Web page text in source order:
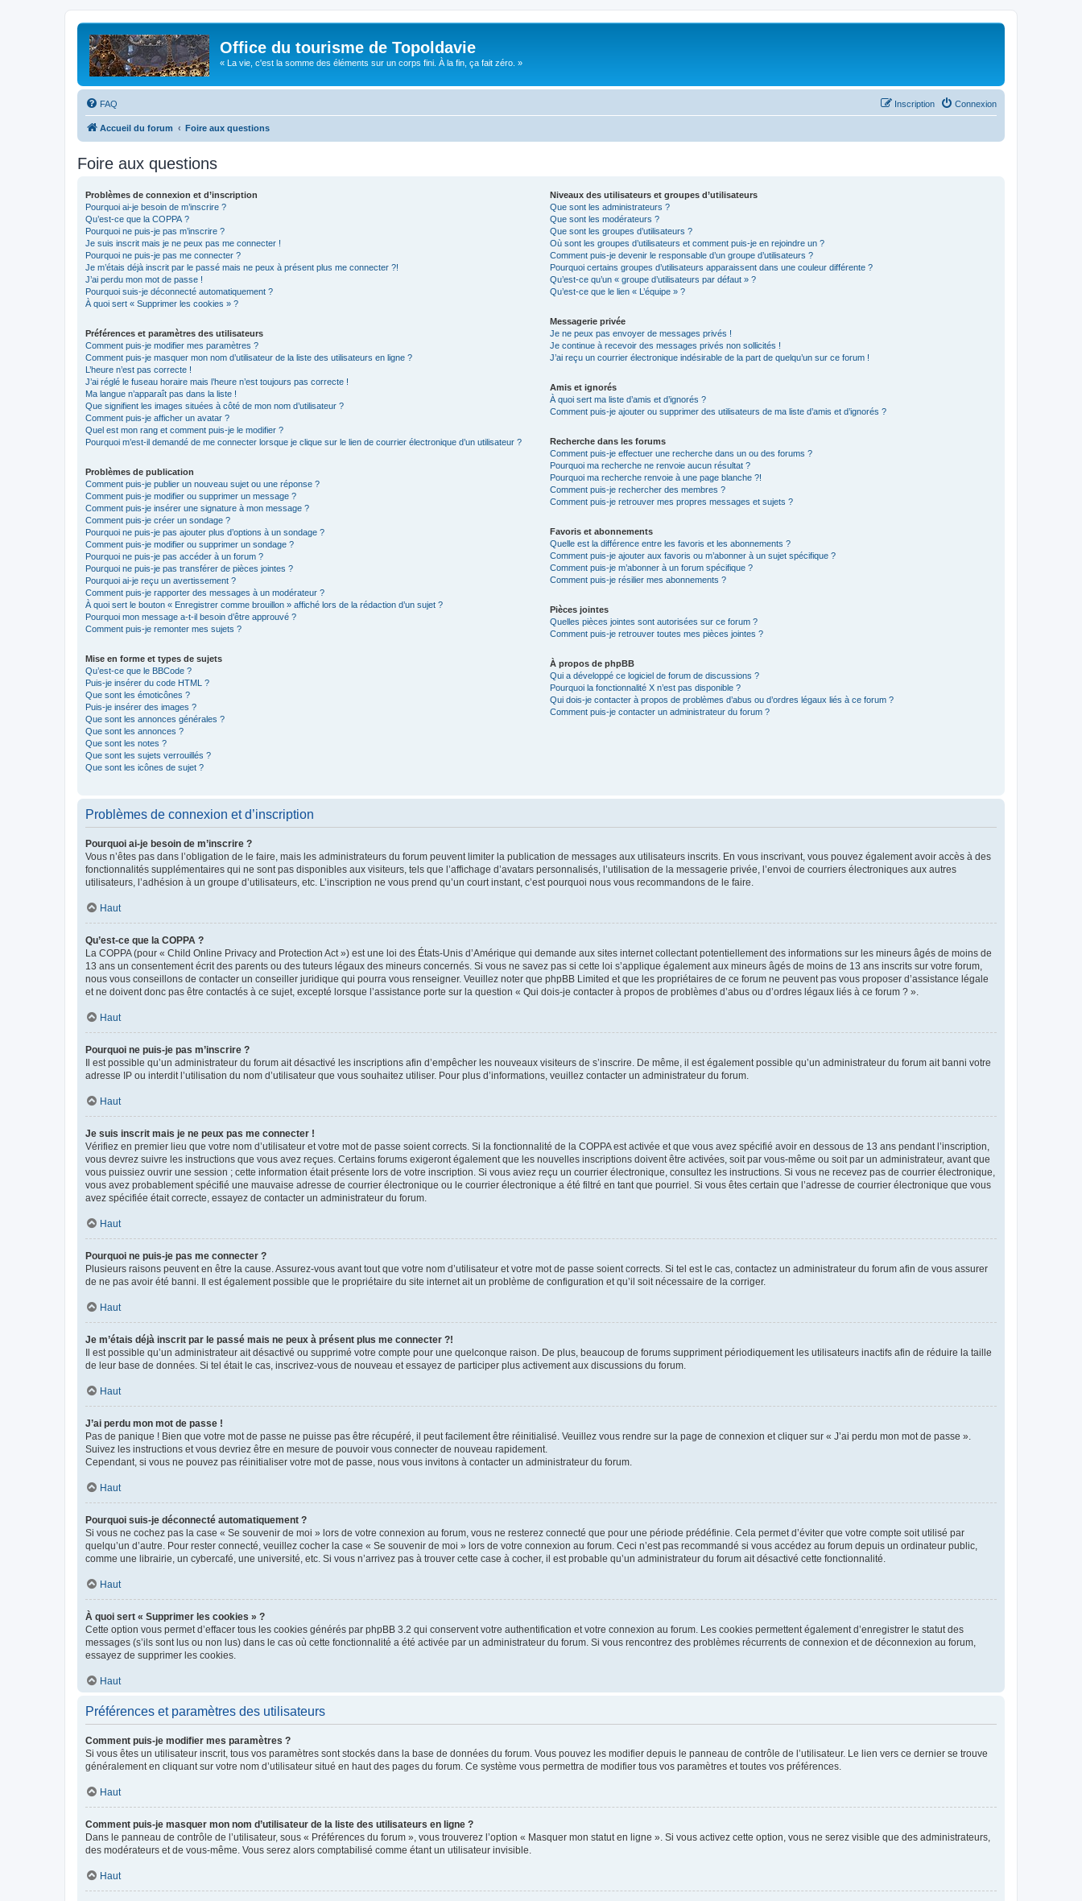
Office du tourisme de Topoldavie
« La vie, c'est la somme des éléments sur un corps fini. À la fin, ça fait zéro. »
FAQ Connexion
Inscription
Accueil du forum Foire aux questions
Foire aux questions
Problèmes de connexion et d’inscription
Pourquoi ai-je besoin de m’inscrire ?
Qu’est-ce que la COPPA ?
Pourquoi ne puis-je pas m’inscrire ?
Je suis inscrit mais je ne peux pas me connecter !
Pourquoi ne puis-je pas me connecter ?
Je m’étais déjà inscrit par le passé mais ne peux à présent plus me connecter ?!
J’ai perdu mon mot de passe !
Pourquoi suis-je déconnecté automatiquement ?
À quoi sert « Supprimer les cookies » ?
Préférences et paramètres des utilisateurs
Comment puis-je modifier mes paramètres ?
Comment puis-je masquer mon nom d’utilisateur de la liste des utilisateurs en ligne ?
L’heure n’est pas correcte !
J’ai réglé le fuseau horaire mais l’heure n’est toujours pas correcte !
Ma langue n’apparaît pas dans la liste !
Que signifient les images situées à côté de mon nom d’utilisateur ?
Comment puis-je afficher un avatar ?
Quel est mon rang et comment puis-je le modifier ?
Pourquoi m’est-il demandé de me connecter lorsque je clique sur le lien de courrier électronique d’un utilisateur ?
Problèmes de publication
Comment puis-je publier un nouveau sujet ou une réponse ?
Comment puis-je modifier ou supprimer un message ?
Comment puis-je insérer une signature à mon message ?
Comment puis-je créer un sondage ?
Pourquoi ne puis-je pas ajouter plus d’options à un sondage ?
Comment puis-je modifier ou supprimer un sondage ?
Pourquoi ne puis-je pas accéder à un forum ?
Pourquoi ne puis-je pas transférer de pièces jointes ?
Pourquoi ai-je reçu un avertissement ?
Comment puis-je rapporter des messages à un modérateur ?
À quoi sert le bouton « Enregistrer comme brouillon » affiché lors de la rédaction d’un sujet ?
Pourquoi mon message a-t-il besoin d’être approuvé ?
Comment puis-je remonter mes sujets ?
Mise en forme et types de sujets
Qu’est-ce que le BBCode ?
Puis-je insérer du code HTML ?
Que sont les émoticônes ?
Puis-je insérer des images ?
Que sont les annonces générales ?
Que sont les annonces ?
Que sont les notes ?
Que sont les sujets verrouillés ?
Que sont les icônes de sujet ?
Niveaux des utilisateurs et groupes d’utilisateurs
Que sont les administrateurs ?
Que sont les modérateurs ?
Que sont les groupes d’utilisateurs ?
Où sont les groupes d’utilisateurs et comment puis-je en rejoindre un ?
Comment puis-je devenir le responsable d’un groupe d’utilisateurs ?
Pourquoi certains groupes d’utilisateurs apparaissent dans une couleur différente ?
Qu’est-ce qu’un « groupe d’utilisateurs par défaut » ?
Qu’est-ce que le lien « L’équipe » ?
Messagerie privée
Je ne peux pas envoyer de messages privés !
Je continue à recevoir des messages privés non sollicités !
J’ai reçu un courrier électronique indésirable de la part de quelqu’un sur ce forum !
Amis et ignorés
À quoi sert ma liste d’amis et d’ignorés ?
Comment puis-je ajouter ou supprimer des utilisateurs de ma liste d’amis et d’ignorés ?
Recherche dans les forums
Comment puis-je effectuer une recherche dans un ou des forums ?
Pourquoi ma recherche ne renvoie aucun résultat ?
Pourquoi ma recherche renvoie à une page blanche ?!
Comment puis-je rechercher des membres ?
Comment puis-je retrouver mes propres messages et sujets ?
Favoris et abonnements
Quelle est la différence entre les favoris et les abonnements ?
Comment puis-je ajouter aux favoris ou m’abonner à un sujet spécifique ?
Comment puis-je m’abonner à un forum spécifique ?
Comment puis-je résilier mes abonnements ?
Pièces jointes
Quelles pièces jointes sont autorisées sur ce forum ?
Comment puis-je retrouver toutes mes pièces jointes ?
À propos de phpBB
Qui a développé ce logiciel de forum de discussions ?
Pourquoi la fonctionnalité X n’est pas disponible ?
Qui dois-je contacter à propos de problèmes d’abus ou d’ordres légaux liés à ce forum ?
Comment puis-je contacter un administrateur du forum ?
Problèmes de connexion et d’inscription
Pourquoi ai-je besoin de m’inscrire ?
Vous n’êtes pas dans l’obligation de le faire, mais les administrateurs du forum peuvent limiter la publication de messages aux utilisateurs inscrits. En vous inscrivant, vous pouvez également avoir accès à des
fonctionnalités supplémentaires qui ne sont pas disponibles aux visiteurs, tels que l’affichage d’avatars personnalisés, l’utilisation de la messagerie privée, l’envoi de courriers électroniques aux autres
utilisateurs, l’adhésion à un groupe d’utilisateurs, etc. L’inscription ne vous prend qu’un court instant, c’est pourquoi nous vous recommandons de le faire.
Haut
Qu’est-ce que la COPPA ?
La COPPA (pour « Child Online Privacy and Protection Act ») est une loi des États-Unis d’Amérique qui demande aux sites internet collectant potentiellement des informations sur les mineurs âgés de moins de
13 ans un consentement écrit des parents ou des tuteurs légaux des mineurs concernés. Si vous ne savez pas si cette loi s’applique également aux mineurs âgés de moins de 13 ans inscrits sur votre forum,
nous vous conseillons de contacter un conseiller juridique qui pourra vous renseigner. Veuillez noter que phpBB Limited et que les propriétaires de ce forum ne peuvent pas vous proposer d’assistance légale
et ne doivent donc pas être contactés à ce sujet, excepté lorsque l’assistance porte sur la question « Qui dois-je contacter à propos de problèmes d’abus ou d’ordres légaux liés à ce forum ? ».
Haut
Pourquoi ne puis-je pas m’inscrire ?
Il est possible qu’un administrateur du forum ait désactivé les inscriptions afin d’empêcher les nouveaux visiteurs de s’inscrire. De même, il est également possible qu’un administrateur du forum ait banni votre
adresse IP ou interdit l’utilisation du nom d’utilisateur que vous souhaitez utiliser. Pour plus d’informations, veuillez contacter un administrateur du forum.
Haut
Je suis inscrit mais je ne peux pas me connecter !
Vérifiez en premier lieu que votre nom d’utilisateur et votre mot de passe soient corrects. Si la fonctionnalité de la COPPA est activée et que vous avez spécifié avoir en dessous de 13 ans pendant l’inscription,
vous devrez suivre les instructions que vous avez reçues. Certains forums exigeront également que les nouvelles inscriptions doivent être activées, soit par vous-même ou soit par un administrateur, avant que
vous puissiez ouvrir une session ; cette information était présente lors de votre inscription. Si vous aviez reçu un courrier électronique, consultez les instructions. Si vous ne recevez pas de courrier électronique,
vous avez probablement spécifié une mauvaise adresse de courrier électronique ou le courrier électronique a été filtré en tant que pourriel. Si vous êtes certain que l’adresse de courrier électronique que vous
avez spécifiée était correcte, essayez de contacter un administrateur du forum.
Haut
Pourquoi ne puis-je pas me connecter ?
Plusieurs raisons peuvent en être la cause. Assurez-vous avant tout que votre nom d’utilisateur et votre mot de passe soient corrects. Si tel est le cas, contactez un administrateur du forum afin de vous assurer
de ne pas avoir été banni. Il est également possible que le propriétaire du site internet ait un problème de configuration et qu’il soit nécessaire de la corriger.
Haut
Je m’étais déjà inscrit par le passé mais ne peux à présent plus me connecter ?!
Il est possible qu’un administrateur ait désactivé ou supprimé votre compte pour une quelconque raison. De plus, beaucoup de forums suppriment périodiquement les utilisateurs inactifs afin de réduire la taille
de leur base de données. Si tel était le cas, inscrivez-vous de nouveau et essayez de participer plus activement aux discussions du forum.
Haut
J’ai perdu mon mot de passe !
Pas de panique ! Bien que votre mot de passe ne puisse pas être récupéré, il peut facilement être réinitialisé. Veuillez vous rendre sur la page de connexion et cliquer sur « J’ai perdu mon mot de passe ».
Suivez les instructions et vous devriez être en mesure de pouvoir vous connecter de nouveau rapidement.
Cependant, si vous ne pouvez pas réinitialiser votre mot de passe, nous vous invitons à contacter un administrateur du forum.
Haut
Pourquoi suis-je déconnecté automatiquement ?
Si vous ne cochez pas la case « Se souvenir de moi » lors de votre connexion au forum, vous ne resterez connecté que pour une période prédéfinie. Cela permet d’éviter que votre compte soit utilisé par
quelqu’un d’autre. Pour rester connecté, veuillez cocher la case « Se souvenir de moi » lors de votre connexion au forum. Ceci n’est pas recommandé si vous accédez au forum depuis un ordinateur public,
comme une librairie, un cybercafé, une université, etc. Si vous n’arrivez pas à trouver cette case à cocher, il est probable qu’un administrateur du forum ait désactivé cette fonctionnalité.
Haut
À quoi sert « Supprimer les cookies » ?
Cette option vous permet d’effacer tous les cookies générés par phpBB 3.2 qui conservent votre authentification et votre connexion au forum. Les cookies permettent également d’enregistrer le statut des
messages (s’ils sont lus ou non lus) dans le cas où cette fonctionnalité a été activée par un administrateur du forum. Si vous rencontrez des problèmes récurrents de connexion et de déconnexion au forum,
essayez de supprimer les cookies.
Haut
Préférences et paramètres des utilisateurs
Comment puis-je modifier mes paramètres ?
Si vous êtes un utilisateur inscrit, tous vos paramètres sont stockés dans la base de données du forum. Vous pouvez les modifier depuis le panneau de contrôle de l’utilisateur. Le lien vers ce dernier se trouve
généralement en cliquant sur votre nom d’utilisateur situé en haut des pages du forum. Ce système vous permettra de modifier tous vos paramètres et toutes vos préférences.
Haut
Comment puis-je masquer mon nom d’utilisateur de la liste des utilisateurs en ligne ?
Dans le panneau de contrôle de l’utilisateur, sous « Préférences du forum », vous trouverez l’option « Masquer mon statut en ligne ». Si vous activez cette option, vous ne serez visible que des administrateurs,
des modérateurs et de vous-même. Vous serez alors comptabilisé comme étant un utilisateur invisible.
Haut